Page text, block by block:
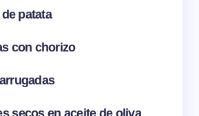
patata
con chorizo
secos en aceite de oliva